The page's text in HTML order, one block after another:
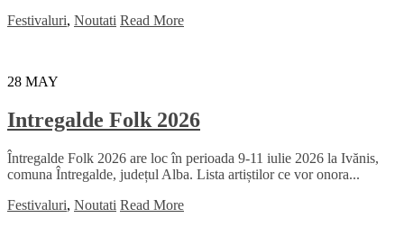
Festivaluri, Noutati Read More
28 MAY
Intregalde Folk 2026
Întregalde Folk 2026 are loc în perioada 9-11 iulie 2026 la Ivănis,
comuna Întregalde, județul Alba. Lista artiștilor ce vor onora...
Festivaluri, Noutati Read More